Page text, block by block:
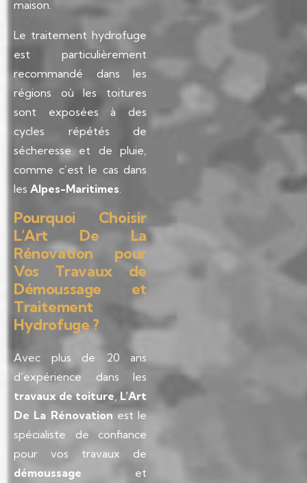
maison.
Le traitement hydrofuge
est particulièrement
recommandé dans les
régions où les toitures
sont exposées à des
cycles répétés de
sécheresse et de pluie,
comme c’est le cas dans
les Alpes-Maritimes
Pourquoi Choisir
L’Art De La
Rénovation pour
Vos Travaux de
Démoussage et
Traitement
Hydrofuge ?
Avec plus de 20 ans
d’expérience dans les
travaux de toiture L’Art
De La Rénovation est le
spécialiste de confiance
pour vos travaux de
démoussage et